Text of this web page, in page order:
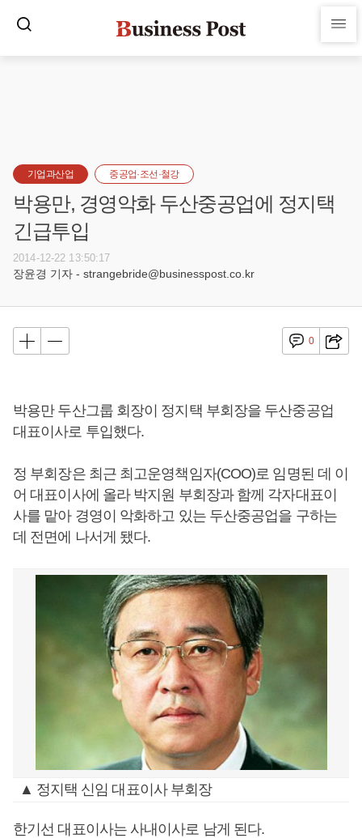
기업과산업 중공업·조선·철강
박용만, 경영악화 두산중공업에 정지택
긴급투입
2014-12-22 13:50:17
장윤경 기자 - strangebride@businesspost.co.kr
0
박용만 두산그룹 회장이 정지택 부회장을 두산중공업
대표이사로 투입했다.
정 부회장은 최근 최고운영책임자(COO)로 임명된 데 이
어 대표이사에 올라 박지원 부회장과 함께 각자대표이
사를 맡아 경영이 악화하고 있는 두산중공업을 구하는
데 전면에 나서게 됐다.
▲ 정지택 신임 대표이사 부회장
한기선 대표이사는 사내이사로 남게 된다.